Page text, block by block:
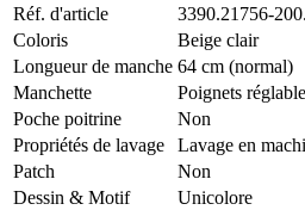
Réf. d'article
3390.21756-
Coloris
Beige clair
Longueur de manche 64 cm (normal)
Manchette
Poignets
Poche poitrine
Non
Propriétés de lavage
Lavage en
Patch
Non
Dessin & Motif
Unicolore